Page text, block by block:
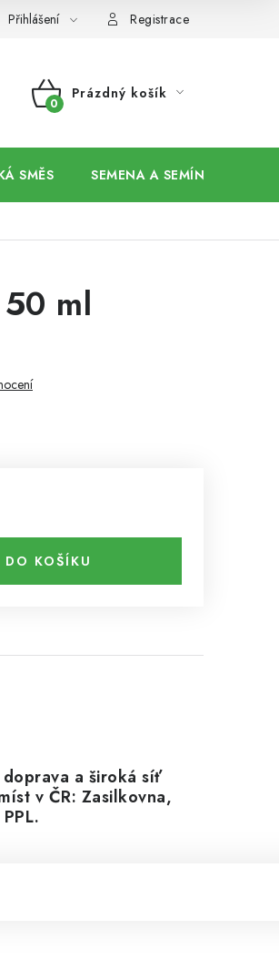
Přihlášení Registrace
NÁKUPNÍ
Prázdný košík
SMĚS SEMENA A SEMÍNKA / CHIA
ml
DO KOŠÍKU
a široká síť
v ČR: Zasilkovna,